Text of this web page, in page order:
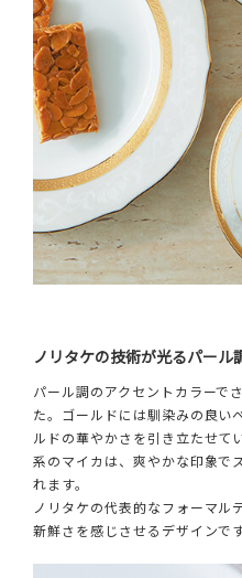
ノリタケの技術が光るパール
パール調のアクセントカラーで
た。ゴールドには馴染みの良い
ルドの華やかさを引き立たせて
系のマイカは、爽やかな印象で
れます。
ノリタケの代表的なフォーマル
新鮮さを感じさせるデザインです